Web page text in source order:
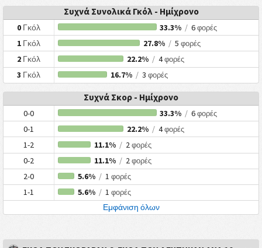
Συχνά Συνολικά Γκόλ - Ημίχρονο
0 Γκόλ 33.3% / 6φορές
1 Γκόλ 27.8% / 5φορές
2 Γκόλ 22.2% /4φορές
3 Γκόλ 16.7% /3 φορές
Συχνά Σκορ - Ημίχρονο
0-0 33.3% / 6φορές
0-1 22.2% /4φορές
1-2 11.1% /2 φορές
0-2 11.1% /2 φορές
2-0 5.6% /1 φορές
1-1 5.6% /1 φορές
Εμφάνιση όλων